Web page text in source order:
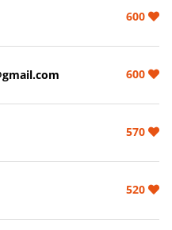
600
600
570
520